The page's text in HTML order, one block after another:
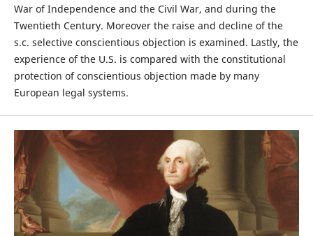
War of Independence and the Civil War, and during the
Twentieth Century. Moreover the raise and decline of the
s.c. selective conscientious objection is examined. Lastly, the
experience of the U.S. is compared with the constitutional
protection of conscientious objection made by many
European legal systems.